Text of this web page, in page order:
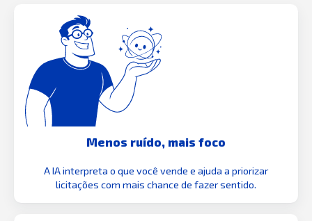
Menos ruído, mais foco
A IA interpreta o que você vende e ajuda a priorizar
licitações com mais chance de fazer sentido.